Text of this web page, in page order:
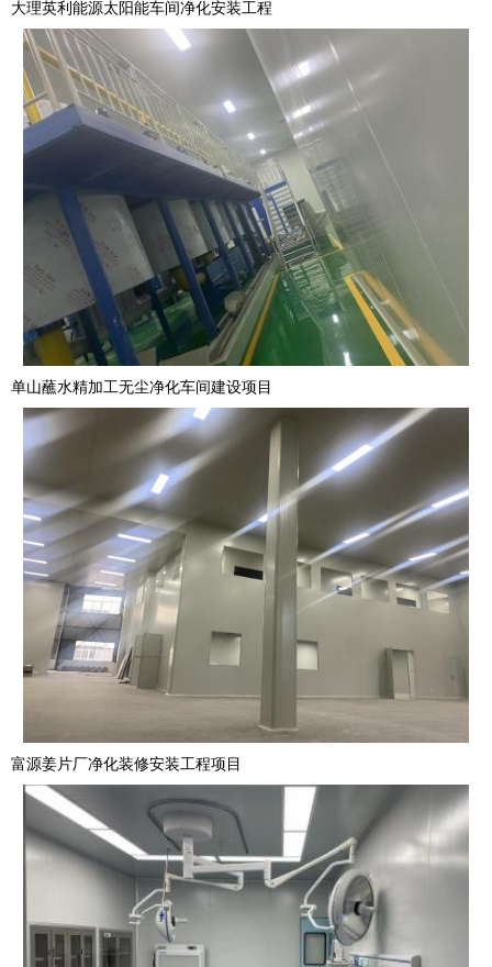
大理英利能源太阳能车间净化安装工程
单山蘸水精加工无尘净化车间建设项目
富源姜片厂净化装修安装工程项目